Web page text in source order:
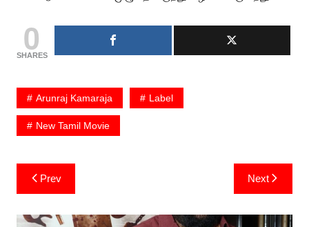
0
SHARES
Arunraj Kamaraja Label
New Tamil Movie
Post
navigation
Prev Next